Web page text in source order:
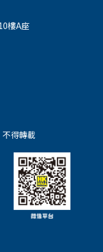
樓A座
得轉載